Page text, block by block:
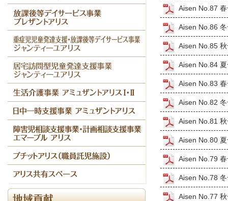
Aisen No.87
Aisen No.86
Aisen No.85
Aisen No.84
Aisen No.83
Aisen No.82
Aisen No.81
Aisen No.80
Aisen No.79
Aisen No.78
Aisen No.77